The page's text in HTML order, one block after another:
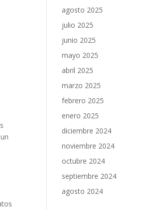
agosto 2025
julio 2025
junio 2025
mayo 2025
abril 2025
marzo 2025
febrero 2025
enero 2025
diciembre 2024
noviembre 2024
octubre 2024
septiembre 2024
agosto 2024